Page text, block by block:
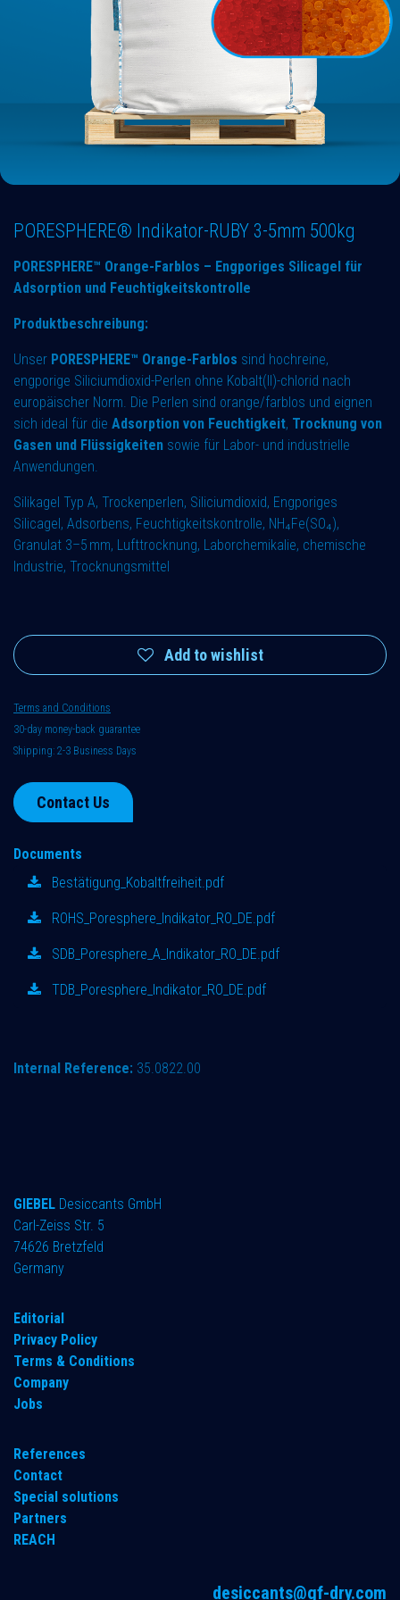
PORESPHERE® Indikator-RUBY 3-5mm 500kg
PORESPHERE™ Orange-Farblos – Engporiges Silicagel für
Adsorption und Feuchtigkeitskontrolle
Produktbeschreibung:
Unser PORESPHERE™ Orange-Farblos sind hochreine,
engporige Siliciumdioxid-Perlen ohne Kobalt(II)-chlorid nach
europäischer Norm. Die Perlen sind orange/farblos und eignen
sich ideal für die Adsorption von Feuchtigkeit, Trocknung von
Gasen und Flüssigkeiten sowie für Labor- und industrielle
Anwendungen.
Silikagel Typ A, Trockenperlen, Siliciumdioxid, Engporiges
Silicagel, Adsorbens, Feuchtigkeitskontrolle, NH₄Fe(SO₄),
Granulat 3–5 mm, Lufttrocknung, Laborchemikalie, chemische
Industrie, Trocknungsmittel
Add to wishlist
Terms and Conditions
30-day money-back guarantee
Shipping: 2-3 Business Days
Contact Us
Documents
Bestätigung_Kobaltfreiheit.pdf
ROHS_Poresphere_Indikator_RO_DE.pdf
SDB_Poresphere_A_Indikator_RO_DE.pdf
TDB_Poresphere_Indikator_RO_DE.pdf
Internal Reference: 35.0822.00
GIEBEL Desiccants GmbH
Carl-Zeiss Str. 5
74626 Bretzfeld
Germany
​Editorial
Privacy Policy
Terms & Conditions
Company
Jobs
References
Contact
Special solutions
Partners
REACH
desiccants@gf-dry.com